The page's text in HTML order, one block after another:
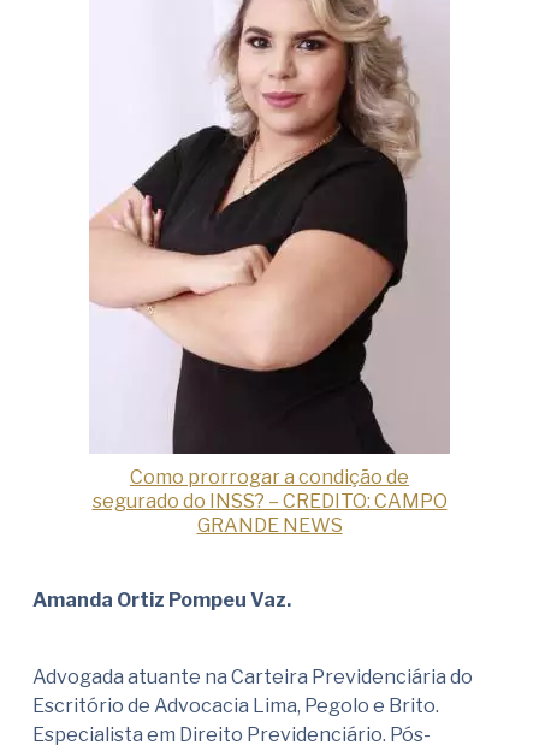
Como prorrogar a condição de
segurado do INSS? – CREDITO: CAMPO
GRANDE NEWS
Amanda Ortiz Pompeu Vaz.
Advogada atuante na Carteira Previdenciária do
Escritório de Advocacia Lima, Pegolo e Brito.
Especialista em Direito Previdenciário. Pós-